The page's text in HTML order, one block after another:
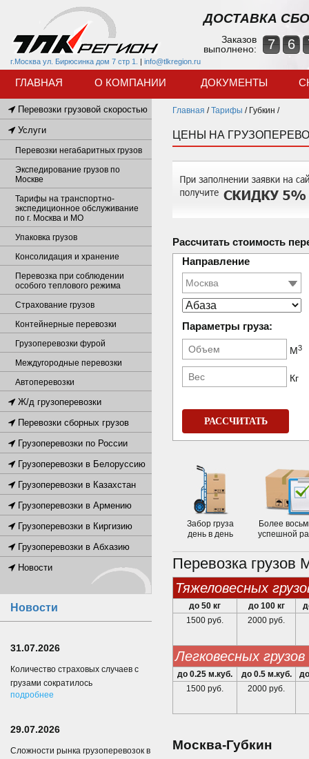
г.Москва ул. Бирюсинка дом 7 стр 1. | info@tlkregion.ru
ДОСТАВКА
Заказов
выполнено:
7 6
ГЛАВНАЯ О КОМПАНИИ ДОКУМЕНТЫ
Главная /Тарифы / Губкин /
ЦЕНЫ НА
Рассчитать стоимость
Направление
Параметры груза:
М3
Кг
РАССЧИТАТЬ
Забор груза
день в день
Более
успешной
Перевозка грузов
тяжеловесных
до 50 кг до 100 кг
1500 руб.
2000 руб.
легковесных грузов
до 0.25 м.куб. до 0.5 м.куб.
1500 руб.
2000 руб.
Москва-Губкин
Перевозки грузовой скоростью
Услуги
Перевозки негабаритных грузов
Экспедирование грузов по
Москве
Тарифы на транспортно-
экспедиционное обслуживание
по г. Москва и МО
Упаковка грузов
Консолидация и хранение
Перевозка при соблюдении
особого теплового режима
Страхование грузов
Контейнерные перевозки
Грузоперевозки фурой
Междугородные перевозки
Автоперевозки
Ж/д грузоперевозки
Перевозки сборных грузов
Грузоперевозки по России
Грузоперевозки в Белоруссию
Грузоперевозки в Казахстан
Грузоперевозки в Армению
Грузоперевозки в Киргизию
Грузоперевозки в Абхазию
Новости
Новости
31.07.2026
Количество страховых случаев с
грузами сократилось
подробнее
29.07.2026
Сложности рынка грузоперевозок в